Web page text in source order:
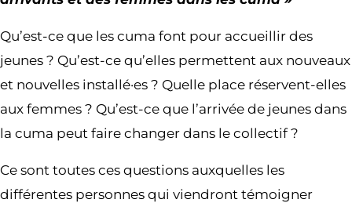
Qu’est-ce que les cuma font pour accueillir des
jeunes ? Qu’est-ce qu’elles permettent aux nouveaux
et nouvelles installé·es ? Quelle place réservent-elles
aux femmes ? Qu’est-ce que l’arrivée de jeunes dans
la cuma peut faire changer dans le collectif ?
Ce sont toutes ces questions auxquelles les
différentes personnes qui viendront témoigner